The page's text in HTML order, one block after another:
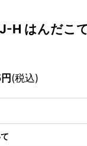
H はんだこ
円(税込)